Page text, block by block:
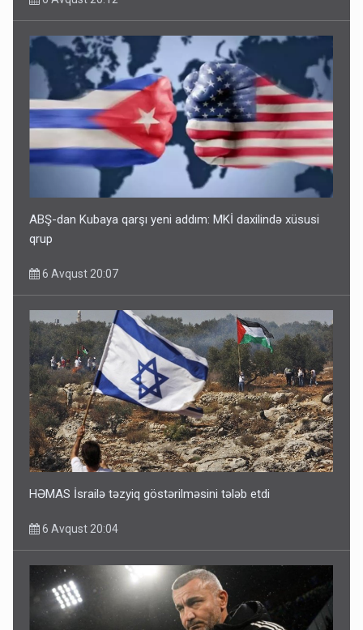
ABŞ-dan Kubaya qarşı yeni addım: MKİ daxilində xüsusi
qrup
6 Avqust 20:07
HƏMAS İsrailə təzyiq göstərilməsini tələb etdi
6 Avqust 20:04